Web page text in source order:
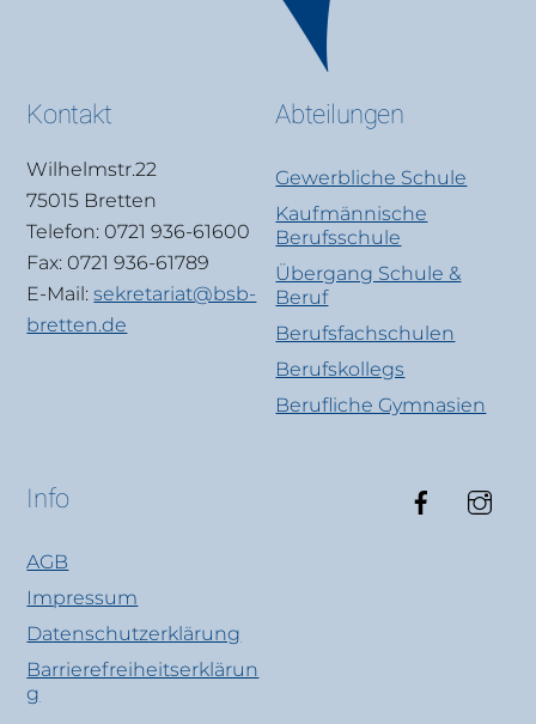
Kontakt
Wilhelmstr.22
75015 Bretten
Telefon: 0721 936-61600
Fax: 0721 936-61789
E-Mail: sekretariat@bsb-
bretten.de
Abteilungen
Gewerbliche Schule
Kaufmännische
Berufsschule
Übergang Schule &
Beruf
Berufsfachschulen
Berufskollegs
Berufliche Gymnasien
Info
AGB
Impressum
Datenschutzerklärung
Barrierefreiheitserklärun
g
Facebook